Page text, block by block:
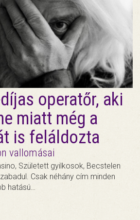
operatőr, aki
miatt még a
is feláldozta
vallomásai
Született gyilkosok, Becstelen
Csak néhány cím minden
hatású…